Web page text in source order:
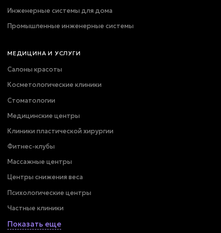
Инженерные системы для дома
Промышленные инженерные системы
МЕДИЦИНА И УСЛУГИ
Салоны красоты
Косметологические клиники
Стоматологии
Медицинские центры
Клиники пластической хирургии
Фитнес-клубы
Массажные центры
Центры снижения веса
Психологические центры
Частные клиники
Показать еще